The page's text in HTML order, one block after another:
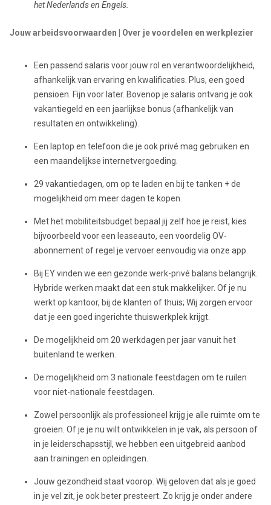
het Nederlands en Engels.
Jouw arbeidsvoorwaarden | Over je voordelen en werkplezier
Een passend salaris voor jouw rol en verantwoordelijkheid,
afhankelijk van ervaring en kwalificaties. Plus, een goed
pensioen. Fijn voor later. Bovenop je salaris ontvang je ook
vakantiegeld en een jaarlijkse bonus (afhankelijk van
resultaten en ontwikkeling).
Een laptop en telefoon die je ook privé mag gebruiken en
een maandelijkse internetvergoeding.
29 vakantiedagen, om op te laden en bij te tanken + de
mogelijkheid om meer dagen te kopen.
Met het mobiliteitsbudget bepaal jij zelf hoe je reist, kies
bijvoorbeeld voor een leaseauto, een voordelig OV-
abonnement of regel je vervoer eenvoudig via onze app.
Bij EY vinden we een gezonde werk-privé balans belangrijk.
Hybride werken maakt dat een stuk makkelijker. Of je nu
werkt op kantoor, bij de klanten of thuis; Wij zorgen ervoor
dat je een goed ingerichte thuiswerkplek krijgt.
De mogelijkheid om 20 werkdagen per jaar vanuit het
buitenland te werken.
De mogelijkheid om 3 nationale feestdagen om te ruilen
voor niet-nationale feestdagen.
Zowel persoonlijk als professioneel krijg je alle ruimte om te
groeien. Of je je nu wilt ontwikkelen in je vak, als persoon of
in je leiderschapsstijl, we hebben een uitgebreid aanbod
aan trainingen en opleidingen.
Jouw gezondheid staat voorop. Wij geloven dat als je goed
in je vel zit, je ook beter presteert. Zo krijg je onder andere